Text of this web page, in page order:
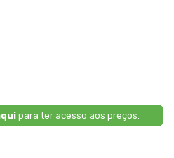
para ter acesso aos preços.